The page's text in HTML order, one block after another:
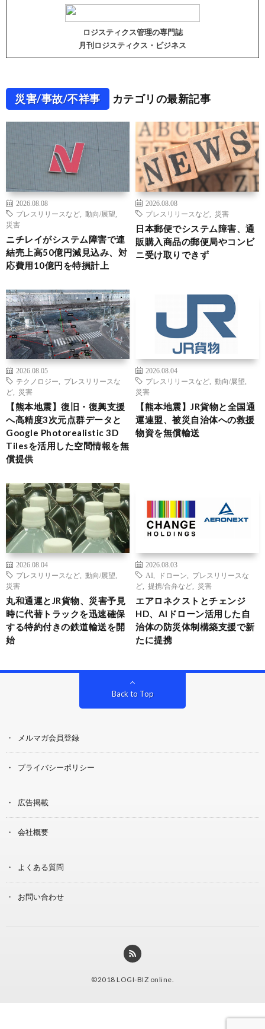
ロジスティクス管理の専門誌
月刊ロジスティクス・ビジネス
災害/事故/不祥事 カテゴリの最新記事
2026.08.08
プレスリリースなど
動向/展望
災害
ニチレイがシステム障害で連
結売上高50億円減見込み、対
応費用10億円を特損計上
2026.08.08
プレスリリースなど
災害
日本郵便でシステム障害、通
販購入商品の郵便局やコンビ
ニ受け取りできず
2026.08.05
テクノロジー
プレスリリースな
ど
災害
【熊本地震】復旧・復興支援
へ高精度3次元点群データと
Google Photorealistic 3D
Tilesを活用した空間情報を無
償提供
2026.08.04
プレスリリースなど
動向/展望
災害
【熊本地震】JR貨物と全国通
運連盟、被災自治体への救援
物資を無償輸送
2026.08.04
プレスリリースなど
動向/展望
災害
丸和通運とJR貨物、災害予見
時に代替トラックを迅速確保
する特約付きの鉄道輸送を開
始
2026.08.03
AI
ドローン
プレスリリースな
ど
提携/合弁など 災害
エアロネクストとチェンジ
HD、AIドローン活用した自
治体の防災体制構築支援で新
たに提携
Back to Top
メルマガ会員登録
プライバシーポリシー
広告掲載
会社概要
よくある質問
お問い合わせ
©2018 LOGI-BIZ online